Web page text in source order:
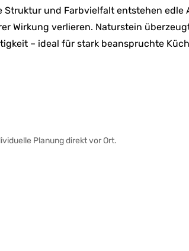
und Farbvielfalt entstehen edle
Wirkung verlieren. Naturstein
– ideal für stark beanspruchte
Planung direkt vor Ort.